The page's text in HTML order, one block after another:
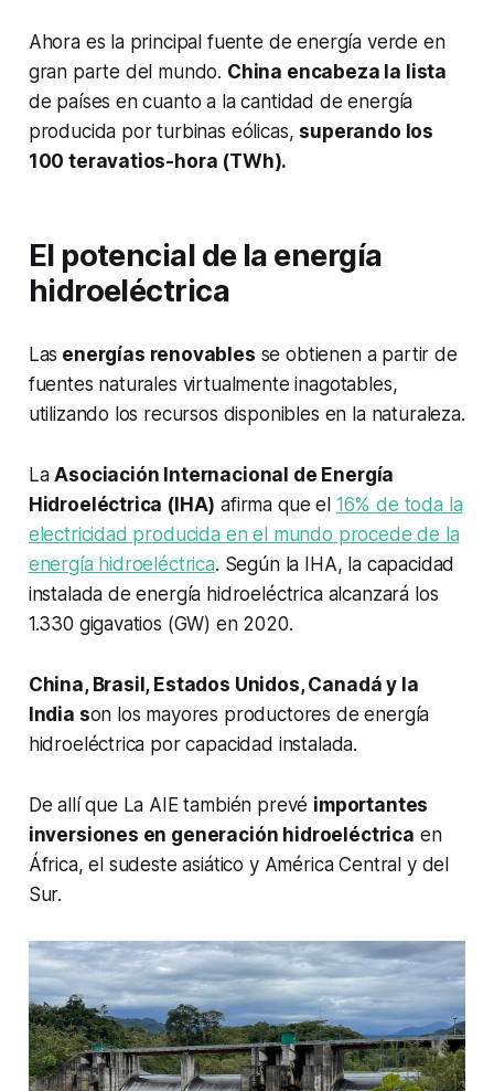
Ahora es la principal fuente de energía verde en
gran parte del mundo. China encabeza la lista
de países en cuanto a la cantidad de energía
producida por turbinas eólicas, superando los
100 teravatios-hora (TWh).
El potencial de la energía
hidroeléctrica
Las energías renovables se obtienen a partir de
fuentes naturales virtualmente inagotables,
utilizando los recursos disponibles en la naturaleza.
LaAsociación Internacional de Energía
Hidroeléctrica (IHA) afirma que el 16% de toda la
electricidad producida en el mundo procede de la
energía hidroeléctrica. Según la IHA, la capacidad
instalada de energía hidroeléctrica alcanzará los
1.330 gigavatios (GW) en 2020.
China, Brasil, Estados Unidos, Canadá y la
India son los mayores productores de energía
hidroeléctrica por capacidad instalada.
De allí que La AIE también prevé importantes
inversiones en generación hidroeléctrica en
África, el sudeste asiático y América Central y del
Sur.